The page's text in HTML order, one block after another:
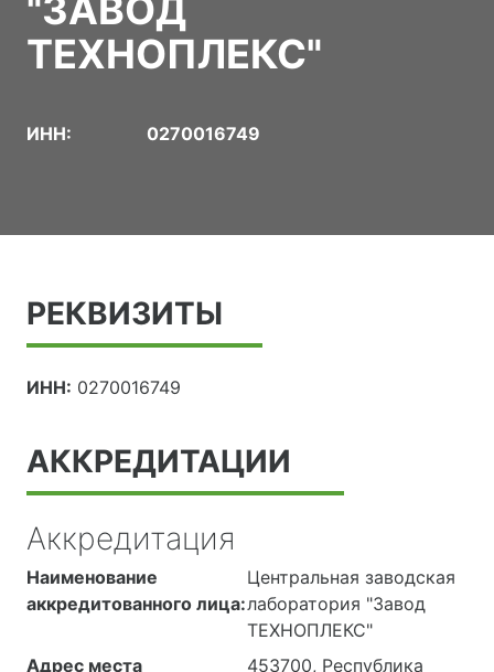
"ЗАВОД
ТЕХНОПЛЕКС"
ИНН: 0270016749
РЕКВИЗИТЫ
ИНН: 0270016749
АККРЕДИТАЦИИ
Аккредитация
Наименование
аккредитованного лица:
Центральная заводская
лаборатория "Завод
ТЕХНОПЛЕКС"
Адрес места
453700, Республика